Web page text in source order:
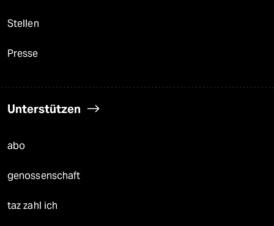
Stellen
Presse
Unterstützen
abo
genossenschaft
taz zahl ich